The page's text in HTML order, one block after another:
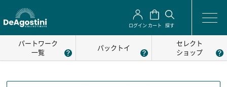
ログイン カート 探す
パートワーク
一覧
パックトイ
セレクト
ショップ